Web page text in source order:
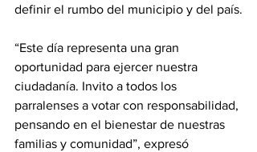
definir el rumbo del municipio y del país.
“Este día representa una gran
oportunidad para ejercer nuestra
ciudadanía. Invito a todos los
parralenses a votar con responsabilidad,
pensando en el bienestar de nuestras
familias y comunidad”, expresó